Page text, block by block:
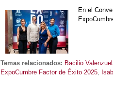
En el
Temas relacionados: Bacilio
ExpoCumbre Factor de Éxito 2025,